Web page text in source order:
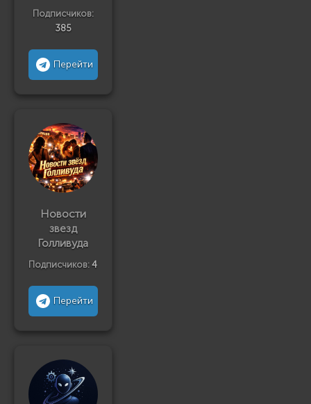
Подписчиков:
385
Перейти
Новости
звезд
Голливуда
Подписчиков:4
Перейти